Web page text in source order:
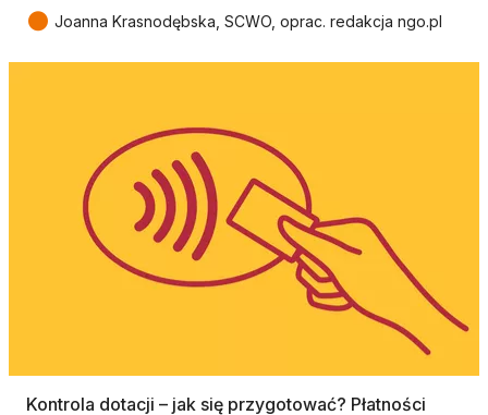
● Joanna Krasnodębska, SCWO, oprac. redakcja ngo.pl
Kontrola dotacji – jak się przygotować? Płatności